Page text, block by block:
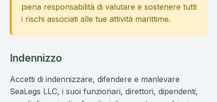
piena responsabilità di valutare e sostenere tutti
i rischi associati alle tue attività marittime.
Indennizzo
Accetti di indennizzare, difendere e manlevare
SeaLegs LLC, i suoi funzionari, direttori, dipendenti,